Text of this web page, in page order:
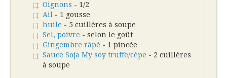
Oignons - 1/2
Ail - 1 gousse
huile - 5 cuillères à soupe
Sel, poivre - selon le goût
Gingembre râpé - 1 pincée
Sauce Soja My soy truffe/cèpe - 2 cuillères
à soupe